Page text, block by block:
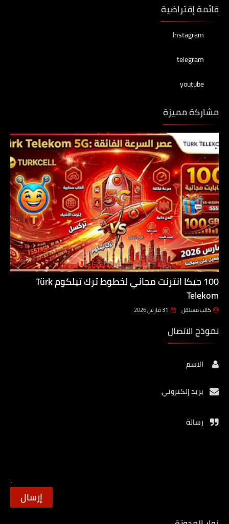
قائمة إفتراضية
Instagram
telegram
youtube
مشاركة مميزة
100 جيكا انترنت مجاني لخطوط ترك تيلكوم Türk
Telekom
كاتب مستقل 31 مارس 2026
نموذج الاتصال
الاسم
بريد إلكتروني
رسالة